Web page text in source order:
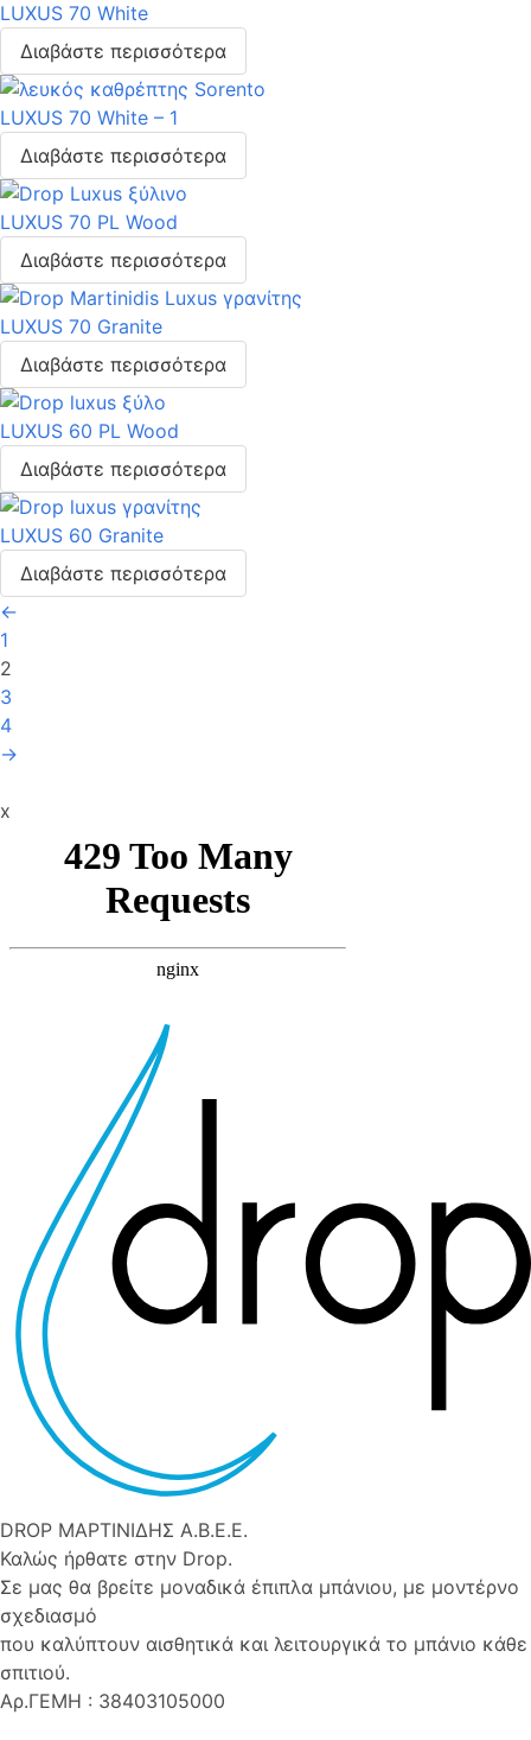
LUXUS 70 White
Διαβάστε περισσότερα
LUXUS 70 White – 1
Διαβάστε περισσότερα
LUXUS 70 PL Wood
Διαβάστε περισσότερα
LUXUS 70 Granite
Διαβάστε περισσότερα
LUXUS 60 PL Wood
Διαβάστε περισσότερα
LUXUS 60 Granite
Διαβάστε περισσότερα
←
1
2
3
4
→
x
DROP ΜΑΡΤΙΝΙΔΗΣ Α.Β.Ε.Ε.
Καλώς ήρθατε στην Drop.
Σε μας θα βρείτε μοναδικά έπιπλα μπάνιου, με μοντέρνο
σχεδιασμό
που καλύπτουν αισθητικά και λειτουργικά το μπάνιο κάθε
σπιτιού.
Αρ.ΓΕΜΗ : 38403105000